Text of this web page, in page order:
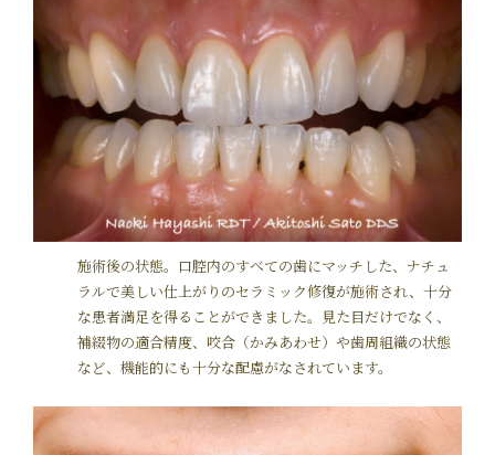
施術後の状態。口腔内のすべての歯にマッチした、ナチュ
ラルで美しい仕上がりのセラミック修復が施術され、十分
な患者満足を得ることができました。見た目だけでなく、
補綴物の適合精度、咬合（かみあわせ）や歯周組織の状態
など、機能的にも十分な配慮がなされています。